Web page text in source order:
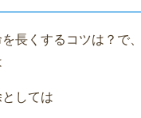
長くするコツは？で
しては